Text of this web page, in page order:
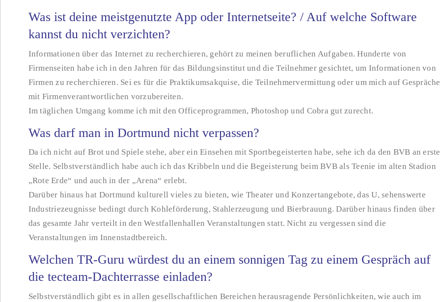
Was ist deine meistgenutzte App oder Internetseite? / Auf welche Software
kannst du nicht verzichten?
Informationen über das Internet zu recherchieren, gehört zu meinen beruflichen Aufgaben. Hunderte von
Firmenseiten habe ich in den Jahren für das Bildungsinstitut und die Teilnehmer gesichtet, um Informationen von
Firmen zu recherchieren. Sei es für die Praktikumsakquise, die Teilnehmervermittung oder um mich auf Gespräche
mit Firmenverantwortlichen vorzubereiten.
Im täglichen Umgang komme ich mit den Officeprogrammen, Photoshop und Cobra gut zurecht.
Was darf man in Dortmund nicht verpassen?
Da ich nicht auf Brot und Spiele stehe, aber ein Einsehen mit Sportbegeisterten habe, sehe ich da den BVB an
Stelle. Selbstverständlich habe auch ich das Kribbeln und die Begeisterung beim BVB als Teenie im alten Stadion
„Rote Erde“ und auch in der „Arena“ erlebt.
Darüber hinaus hat Dortmund kulturell vieles zu bieten, wie Theater und Konzertangebote, das U, sehenswerte
Industriezeugnisse bedingt durch Kohleförderung, Stahlerzeugung und Bierbrauung. Darüber hinaus finden über
das gesamte Jahr verteilt in den Westfallenhallen Veranstaltungen statt. Nicht zu vergessen sind die
Veranstaltungen im Innenstadtbereich.
Welchen TR-Guru würdest du an einem sonnigen Tag zu einem Gespräch auf
die tecteam-Dachterrasse einladen?
Selbstverständlich gibt es in allen gesellschaftlichen Bereichen herausragende Persönlichkeiten, wie auch im